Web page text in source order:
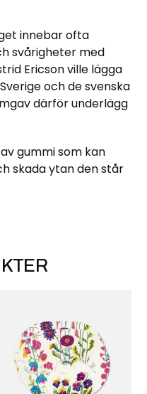
innebar ofta
svårigheter med
Ericson ville lägga
och de svenska
därför underlägg
gummi som kan
skada ytan den står